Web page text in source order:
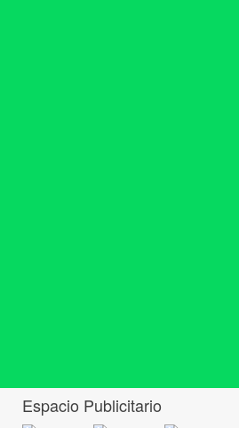
Espacio Publicitario